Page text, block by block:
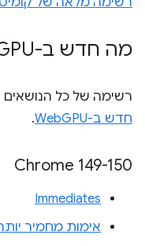
מה חדש ב-Web
רשימה של כל
חדש ב-WebGPU
.
‫Chrome 149-150
Immediates
אימות מחמיר